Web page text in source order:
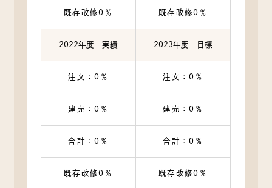
既存改修0％ 既存改修0％
2022年度 実績 2023年度 目標
注文：0％ 注文：0％
建売：0％ 建売：0％
合計：0％ 合計：0％
既存改修0％ 既存改修0％